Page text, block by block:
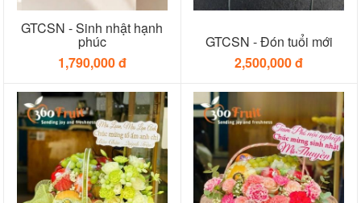
GTCSN - Sinh nhật hạnh
phúc
1,790,000 đ
GTCSN - Đón tuổi mới
2,500,000 đ